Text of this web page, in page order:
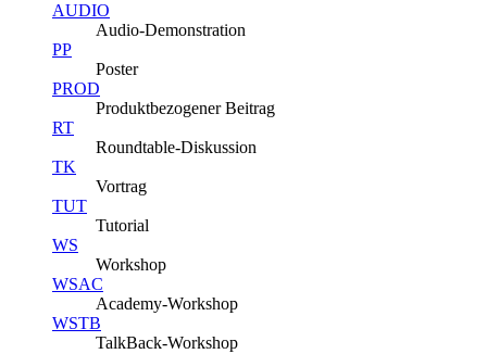
AUDIO
Audio-Demonstration
PP
Poster
PROD
Produktbezogener Beitrag
RT
Roundtable-Diskussion
TK
Vortrag
TUT
Tutorial
WS
Workshop
WSAC
Academy-Workshop
WSTB
TalkBack-Workshop